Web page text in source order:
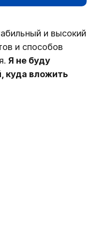
и высокий
и способов
Я не буду
куда вложить